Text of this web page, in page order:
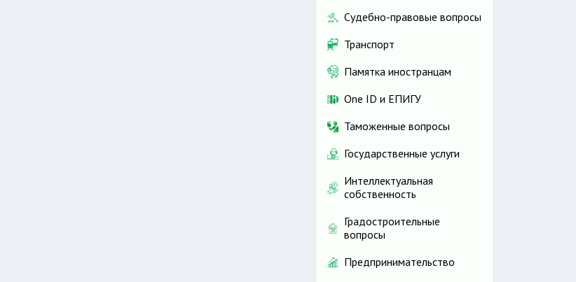
Судебно-правовые вопросы
Транспорт
Памятка иностранцам
One ID и ЕПИГУ
Таможенные вопросы
Государственные услуги
Интеллектуальная
собственность
Градостроительные
вопросы
Предпринимательство